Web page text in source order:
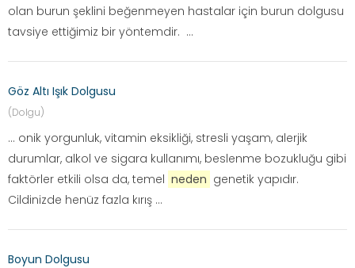
olan burun şeklini beğenmeyen hastalar için burun dolgusu
tavsiye ettiğimiz bir yöntemdir. ...
Göz Altı Işık Dolgusu
(Dolgu)
... onik yorgunluk, vitamin eksikliği, stresli yaşam, alerjik
durumlar, alkol ve sigara kullanımı, beslenme bozukluğu gibi
faktörler etkili olsa da, temel neden genetik yapıdır.
Cildinizde henüz fazla kırış ...
Boyun Dolgusu